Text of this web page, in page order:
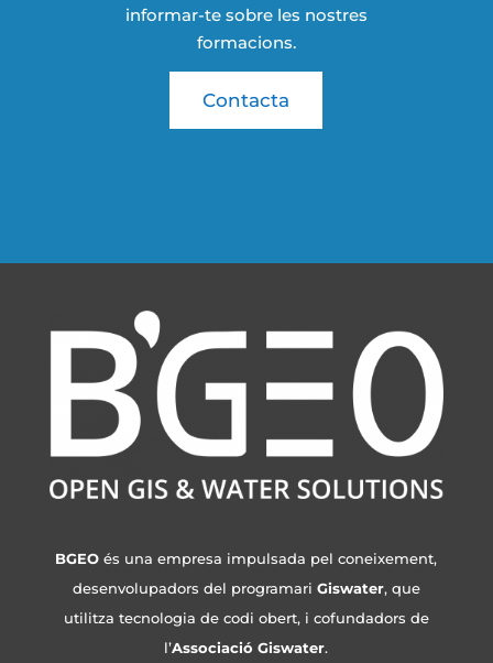
informar-te sobre les nostres
formacions.
Contacta
BGEOés una empresa impulsada pel coneixement,
desenvolupadors del programari Giswater, que
utilitza tecnologia de codi obert, i cofundadors de
l’Associació Giswater.